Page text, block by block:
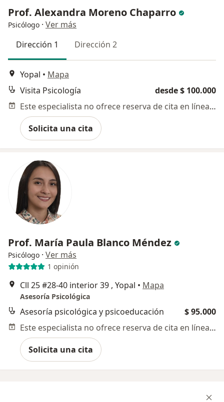
Prof. Alexandra Moreno Chaparro
Psicólogo · Ver más
Dirección 1
Dirección 2
Yopal • Mapa
Visita Psicología
desde $ 100.000
Este especialista no ofrece reserva de cita en línea en esta dirección.
Solicita una cita
Prof. María Paula Blanco Méndez
Psicólogo · Ver más
1 opinión
Cll 25 #28-40 interior 39 , Yopal • Mapa
Asesoría Psicológica
Asesoría psicológica y psicoeducación
$ 95.000
Este especialista no ofrece reserva de cita en línea en esta dirección.
Solicita una cita